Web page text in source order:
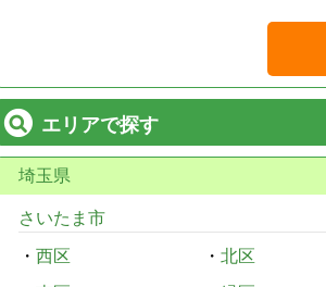
エリアで探す
埼玉県
さいたま市
・ 西区 ・ 北区